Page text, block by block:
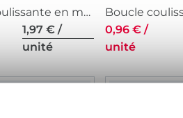
Boucle coulissante en métal, 40 mm, noir mat
1,97 € /
unité
0,96 € /
unité